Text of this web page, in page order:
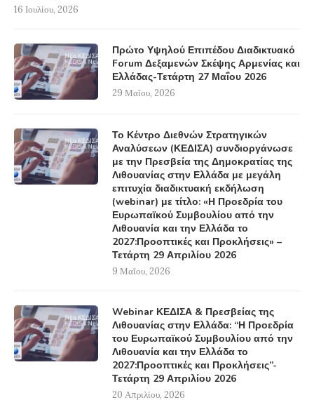
16 Ιουλίου, 2026
Πρώτο Υψηλού Επιπέδου Διαδικτυακό
Forum Δεξαμενών Σκέψης Αρμενίας και
Ελλάδας-Τετάρτη 27 Μαΐου 2026
29 Μαΐου, 2026
Το Κέντρο Διεθνών Στρατηγικών
Αναλύσεων (ΚΕΔΙΣΑ) συνδιοργάνωσε
με την Πρεσβεία της Δημοκρατίας της
Λιθουανίας στην Ελλάδα με μεγάλη
επιτυχία διαδικτυακή εκδήλωση
(webinar) με τίτλο: «Η Προεδρία του
Ευρωπαϊκού Συμβουλίου από την
Λιθουανία και την Ελλάδα το
2027:Προοπτικές και Προκλήσεις» –
Τετάρτη 29 Απριλίου 2026
9 Μαΐου, 2026
Webinar ΚΕΔΙΣΑ & Πρεσβείας της
Λιθουανίας στην Ελλάδα: “Η Προεδρία
του Ευρωπαϊκού Συμβουλίου από την
Λιθουανία και την Ελλάδα το
2027:Προοπτικές και Προκλήσεις”-
Τετάρτη 29 Απριλίου 2026
20 Απριλίου, 2026